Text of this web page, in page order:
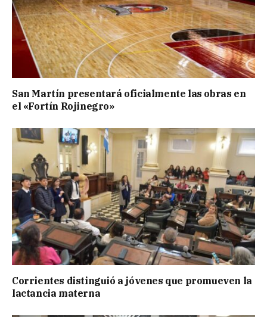
San Martín presentará oficialmente las obras en
el «Fortín Rojinegro»
Corrientes distinguió a jóvenes que promueven la
lactancia materna